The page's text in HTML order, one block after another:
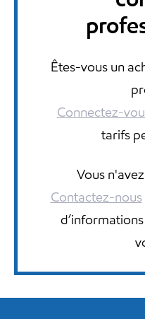
Êtes-vous un
Connectez-
tarifs
Vous
Contactez-nous